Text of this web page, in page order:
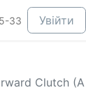
33 Увійти
Clutch